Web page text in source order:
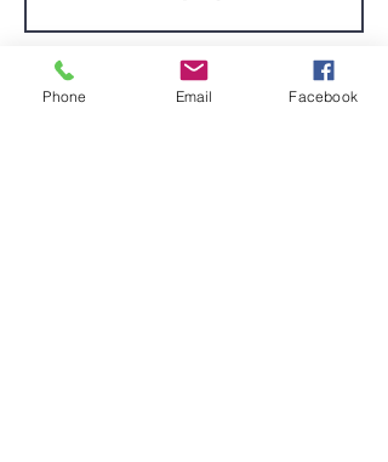
Enviar
Phone Email Facebook